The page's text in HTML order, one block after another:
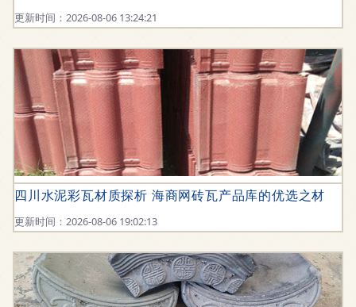
更新时间：2026-08-06 13:24:21
四川水泥彩瓦材质探析 海商网砖瓦产品库的优选之材
更新时间：2026-08-06 19:02:13